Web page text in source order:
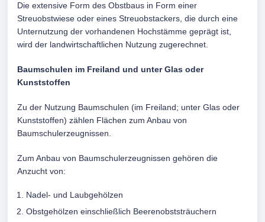
Die extensive Form des Obstbaus in Form einer
Streuobstwiese oder eines Streuobstackers, die durch eine
Unternutzung der vorhandenen Hochstämme geprägt ist,
wird der landwirtschaftlichen Nutzung zugerechnet.
Baumschulen im Freiland und unter Glas oder
Kunststoffen
Zu der Nutzung Baumschulen (im Freiland; unter Glas oder
Kunststoffen) zählen Flächen zum Anbau von
Baumschulerzeugnissen.
Zum Anbau von Baumschulerzeugnissen gehören die
Anzucht von:
Nadel- und Laubgehölzen
Obstgehölzen einschließlich Beerenobststräuchern